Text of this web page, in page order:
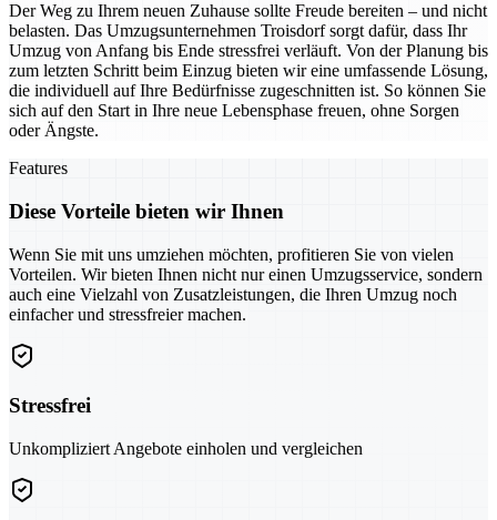
Der Weg zu Ihrem neuen Zuhause sollte Freude bereiten – und nicht
belasten. Das Umzugsunternehmen Troisdorf sorgt dafür, dass Ihr
Umzug von Anfang bis Ende stressfrei verläuft. Von der Planung bis
zum letzten Schritt beim Einzug bieten wir eine umfassende Lösung,
die individuell auf Ihre Bedürfnisse zugeschnitten ist. So können Sie
sich auf den Start in Ihre neue Lebensphase freuen, ohne Sorgen
oder Ängste.
Features
Diese Vorteile bieten wir Ihnen
Wenn Sie mit uns umziehen möchten, profitieren Sie von vielen
Vorteilen. Wir bieten Ihnen nicht nur einen Umzugsservice, sondern
auch eine Vielzahl von Zusatzleistungen, die Ihren Umzug noch
einfacher und stressfreier machen.
Stressfrei
Unkompliziert Angebote einholen und vergleichen